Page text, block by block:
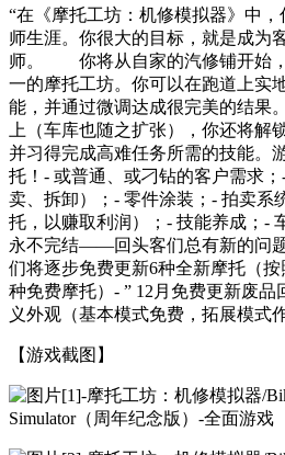
“在《摩托工坊：机修模拟器》中
师生涯。你很大的目标，就是成为
师。 你将从自家的汽修铺开始，
一的摩托工坊。你可以在跑道上实
能，并通过微调达成很完美的结
上（车库也随之扩张），你还将解
并习得完成高难任务所需的技能。
托！- 或普通、或刁钻的客户需求
卖、拆卸）；- 零件涂装；- 拍卖系
托，以赚取利润）；- 技能养成；-
永不完结——回头客们总有新的问
们将逐步免费更新6种全新摩托（
种免费摩托）- ” 12月免费更新废品
义外观（基本模式免费，拓展模式
【游戏截图】